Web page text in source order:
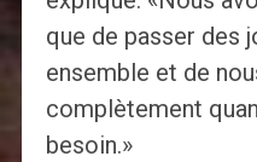
que de passer des
ensemble et de
complètement
besoin.»